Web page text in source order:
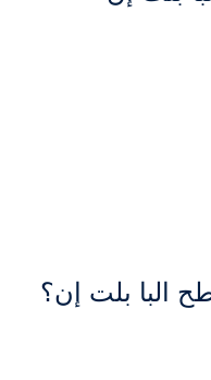
البا بلت إن؟